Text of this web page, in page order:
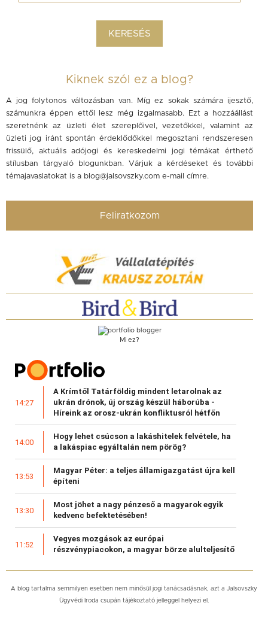
Kiknek szól ez a blog?
A jog folytonos változásban van. Míg ez sokak számára ijesztő,
számunkra éppen ettől lesz még izgalmasabb. Ezt a hozzáállást
szeretnénk az üzleti élet szereplőivel, vezetőkkel, valamint az
üzleti jog iránt spontán érdeklődőkkel megosztani rendszeresen
frissülő, aktuális adójogi és kereskedelmi jogi témákat érthető
stílusban tárgyaló blogunkban. Várjuk a kérdéseket és további
témajavaslatokat is a blog@jalsovszky.com e-mail címre.
Feliratkozom
Mi ez?
14:27
A Krímtől Tatárföldig mindent letarolnak az
ukrán drónok, új ország készül háborúba -
Híreink az orosz-ukrán konfliktusról hétfőn
14:00
Hogy lehet csúcson a lakáshitelek felvétele, ha
a lakáspiac egyáltalán nem pörög?
13:53
Magyar Péter: a teljes államigazgatást újra kell
építeni
13:30
Most jöhet a nagy pénzeső a magyarok egyik
kedvenc befektetésében!
11:52
Vegyes mozgások az európai
részvénypiacokon, a magyar börze alulteljesítő
A blog tartalma semmilyen esetben nem minősül jogi tanácsadásnak, azt a Jalsovszky
Ügyvédi Iroda csupán tájékoztató jelleggel helyezi el.